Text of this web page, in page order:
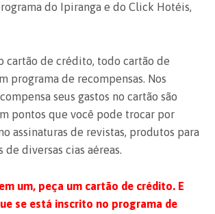
do Ipiranga e do Click Hotéis,
cartão de crédito, todo cartão de
programa de recompensas. Nos
seus gastos no cartão são
pontos que você pode trocar por
assinaturas de revistas, produtos para
de diversas cias aéreas.
um, peça um cartão de crédito. E
se está inscrito no programa de